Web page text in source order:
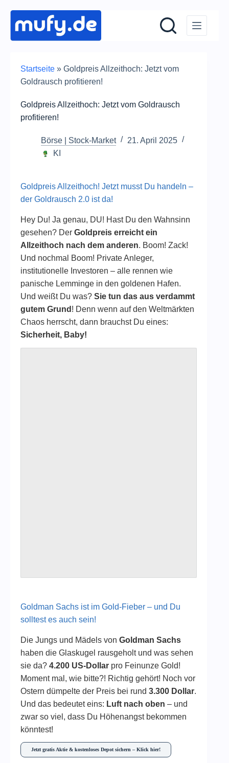
Inhalt
springen
Startseite » Goldpreis Allzeithoch: Jetzt vom
Goldrausch profitieren!
Goldpreis Allzeithoch: Jetzt vom Goldrausch
profitieren!
Börse | Stock-Market
21. April 2025
KI
Goldpreis Allzeithoch! Jetzt musst Du handeln –
der Goldrausch 2.0 ist da!
Hey Du! Ja genau, DU! Hast Du den Wahnsinn
gesehen? Der Goldpreis erreicht ein
Allzeithoch nach dem anderen. Boom! Zack!
Und nochmal Boom! Private Anleger,
institutionelle Investoren – alle rennen wie
panische Lemminge in den goldenen Hafen.
Und weißt Du was? Sie tun das aus verdammt
gutem Grund ! Denn wenn auf den Weltmärkten
Chaos herrscht, dann brauchst Du eines:
Sicherheit, Baby!
Goldman Sachs ist im Gold-Fieber – und Du
solltest es auch sein!
Die Jungs und Mädels von Goldman Sachs
haben die Glaskugel rausgeholt und was sehen
sie da? 4.200 US-Dollar pro Feinunze Gold!
Moment mal, wie bitte?! Richtig gehört! Noch vor
Ostern dümpelte der Preis bei rund 3.300 Dollar.
Und das bedeutet eins: Luft nach oben – und
zwar so viel, dass Du Höhenangst bekommen
könntest!
Jetzt gratis Aktie & kostenloses Depot sichern – Klick hier!